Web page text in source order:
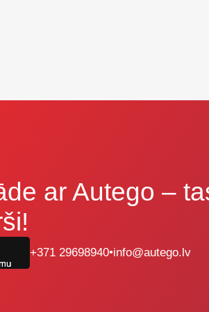
ar Autego –
+371 29698940•info@autego.lv